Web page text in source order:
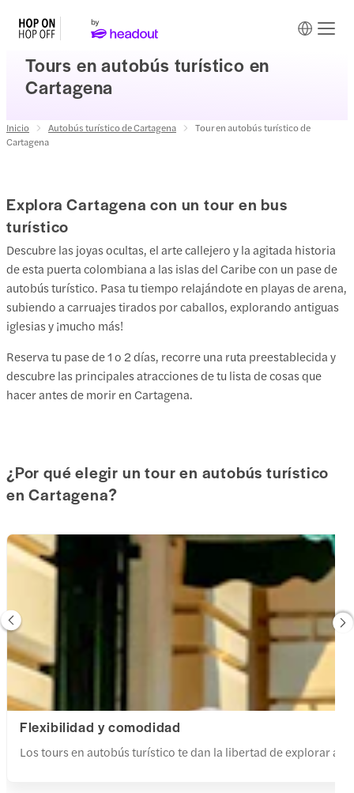
Tours en autobús turístico en
Cartagena
Inicio Autobús turístico de Cartagena
Tour en autobús turístico de
Cartagena
Explora Cartagena con un tour en bus
turístico
Descubre las joyas ocultas, el arte callejero y la agitada historia
de esta puerta colombiana a las islas del Caribe con un pase de
autobús turístico. Pasa tu tiempo relajándote en playas de arena,
subiendo a carruajes tirados por caballos, explorando antiguas
iglesias y ¡mucho más!
Reserva tu pase de 1 o 2 días, recorre una ruta preestablecida y
descubre las principales atracciones de tu lista de cosas que
hacer antes de morir en Cartagena.
¿Por qué elegir un tour en autobús turístico
en Cartagena?
Flexibilidad y comodidad
Los tours en autobús turístico te dan la libertad de explorar a